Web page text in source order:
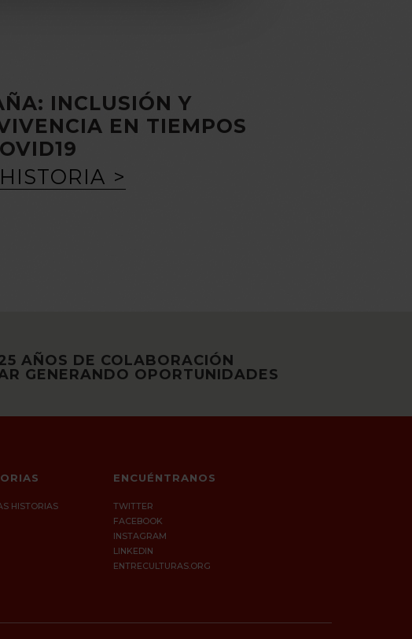
INCLUSIÓN Y
EN TIEMPOS
AÑOS DE COLABORACIÓN
GENERANDO OPORTUNIDADES
HISTORIAS
ENCUÉNTRANOS
TWITTER
FACEBOOK
INSTAGRAM
LINKEDIN
ENTRECULTURAS.ORG